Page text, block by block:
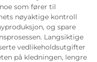
som fører til
nøyaktige kontroll
og spare
Langsiktige
vedlikeholdsutgifter
på kledningen, lengre